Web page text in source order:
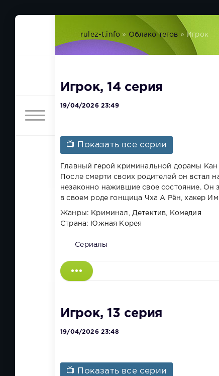
rulez-t.info » Облако тегов » Игрок
Игрок, 14 серия
19/04/2026 23:49
📺 Показать все серии
Главный герой криминальной дорамы
После смерти своих родителей он встал
незаконно нажившие свое состояние. Он
в своем роде гонщица Чха А Рён, хакер
Жанры: Криминал, Детектив, Комедия
Страна: Южная Корея
Сериалы
Игрок, 13 серия
19/04/2026 23:48
📺 Показать все серии